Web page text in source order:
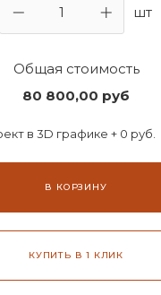
шт
Общая стоимость
80 800,00 руб
в 3D графике + 0 руб.
В КОРЗИНУ
КУПИТЬ В 1 КЛИК